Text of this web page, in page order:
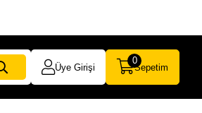
Üye Girişi Sepetim
0